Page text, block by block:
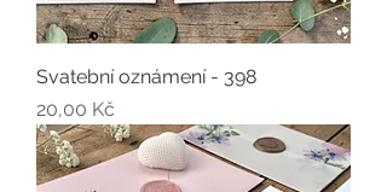
Svatební oznámení - 398
Cena
20,00 Kč